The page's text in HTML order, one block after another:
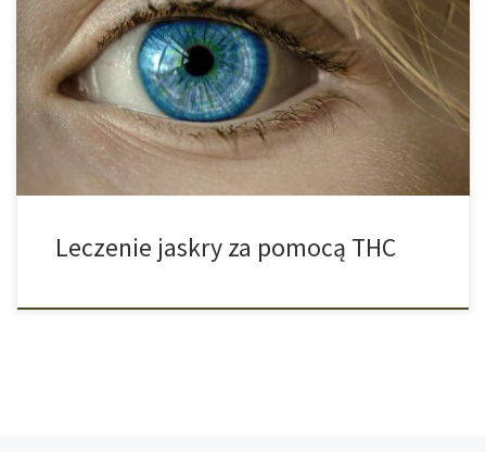
że cannabis bądź samo THC może obniżyć ciśnienie wewnątrz
gałkowe. W wielu tkankach oka znajdują się receptory
cannabinoidowe, których aktywacja może doprowadzić do
zwiększenia ciśnienia w oku u pacjentów z jaskrą. Okazało się
również, że THC może poprawić ukrwienie siatkówki. Nowe
badania […]
Leczenie jaskry za pomocą THC